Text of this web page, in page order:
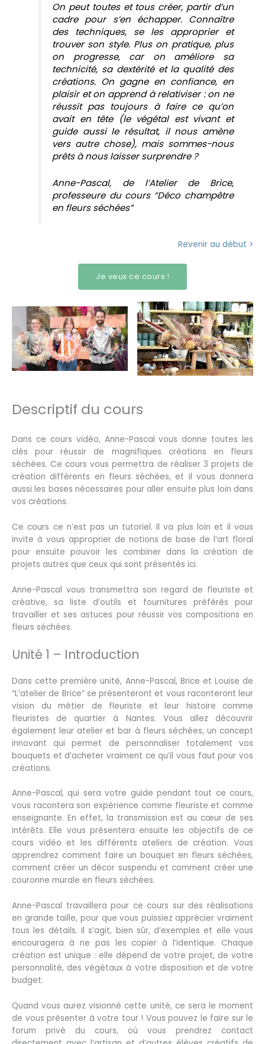
On peut toutes et tous créer, partir d’un
cadre pour s’en échapper. Connaître
des techniques, se les approprier et
trouver son style. Plus on pratique, plus
on progresse, car on améliore sa
technicité, sa dextérité et la qualité des
créations. On gagne en confiance, en
plaisir et on apprend à relativiser : on ne
réussit pas toujours à faire ce qu’on
avait en tête (le végétal est vivant et
guide aussi le résultat, il nous amène
vers autre chose), mais sommes-nous
prêts à nous laisser surprendre ?
Anne-Pascal, de l’Atelier de Brice,
professeure du cours “Déco champêtre
en fleurs séchées”
Revenir au début >
Je veux ce cours !
Descriptif du cours
Dans ce cours vidéo, Anne-Pascal vous donne toutes les
clés pour réussir de magnifiques créations en fleurs
séchées. Ce cours vous permettra de réaliser 3 projets de
création différents en fleurs séchées, et il vous donnera
aussi les bases nécessaires pour aller ensuite plus loin dans
vos créations.
Ce cours ce n’est pas un tutoriel. Il va plus loin et il vous
invite à vous approprier de notions de base de l’art floral
pour ensuite pouvoir les combiner dans la création de
projets autres que ceux qui sont présentés ici.
Anne-Pascal vous transmettra son regard de fleuriste et
créative, sa liste d’outils et fournitures préférés pour
travailler et ses astuces pour réussir vos compositions en
fleurs séchées.
Unité 1 – Introduction
Dans cette première unité, Anne-Pascal, Brice et Louise de
“L’atelier de Brice” se présenteront et vous raconteront leur
vision du métier de fleuriste et leur histoire comme
fleuristes de quartier à Nantes. Vous allez découvrir
également leur atelier et bar à fleurs séchées, un concept
innovant qui permet de personnaliser totalement vos
bouquets et d’acheter vraiment ce qu’il vous faut pour vos
créations.
Anne-Pascal, qui sera votre guide pendant tout ce cours,
vous racontera son expérience comme fleuriste et comme
enseignante. En effet, la transmission est au cœur de ses
intérêts. Elle vous présentera ensuite les objectifs de ce
cours vidéo et les différents ateliers de création. Vous
apprendrez comment faire un bouquet en fleurs séchées,
comment créer un décor suspendu et comment créer une
couronne murale en fleurs séchées.
Anne-Pascal travaillera pour ce cours sur des réalisations
en grande taille, pour que vous puissiez apprécier vraiment
tous les détails. Il s’agit, bien sûr, d’exemples et elle vous
encouragera à ne pas les copier à l’identique. Chaque
création est unique : elle dépend de votre projet, de votre
personnalité, des végétaux à votre disposition et de votre
budget.
Quand vous aurez visionné cette unité, ce sera le moment
de vous présenter à votre tour ! Vous pouvez le faire sur le
forum privé du cours, où vous prendrez contact